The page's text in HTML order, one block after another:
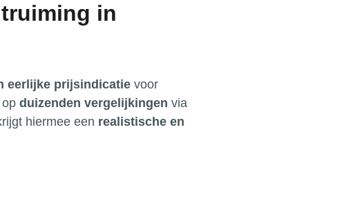
in
eerlijke prijsindicatie voor
duizenden vergelijkingen via
hiermee een realistische en